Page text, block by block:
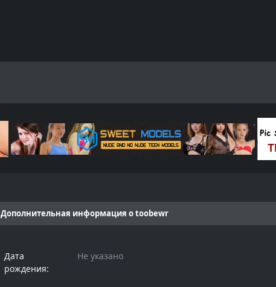
Дополнительная информация о toobewr
Дата
рождения:
Не указано